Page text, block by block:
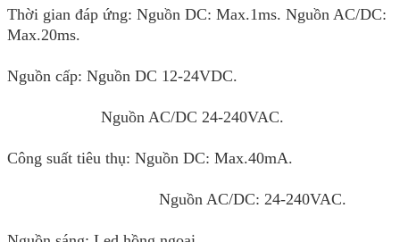
Thời gian đáp ứng: Nguồn DC: Max.1ms. Nguồn AC/DC:
Max.20ms.
Nguồn cấp: Nguồn DC 12-24VDC.
Nguồn AC/DC 24-240VAC.
Công suất tiêu thụ: Nguồn DC: Max.40mA.
Nguồn AC/DC: 24-240VAC.